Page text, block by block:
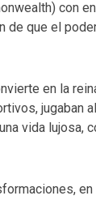
con
de que el
en la
jugaban
vida lujosa,